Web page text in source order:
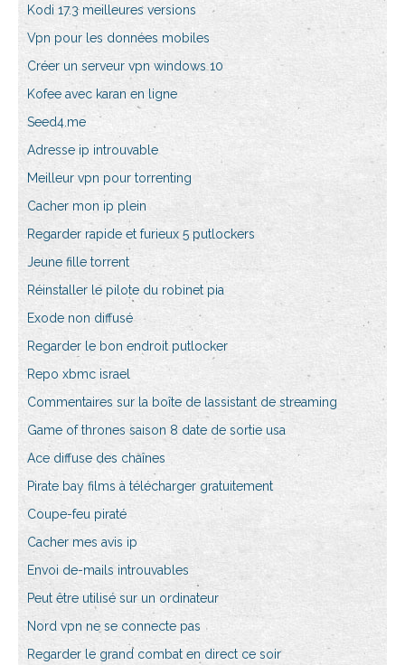
Kodi 17.3 meilleures versions
Vpn pour les données mobiles
Créer un serveur vpn windows 10
Kofee avec karan en ligne
Seed4.me
Adresse ip introuvable
Meilleur vpn pour torrenting
Cacher mon ip plein
Regarder rapide et furieux 5 putlockers
Jeune fille torrent
Réinstaller le pilote du robinet pia
Exode non diffusé
Regarder le bon endroit putlocker
Repo xbmc israel
Commentaires sur la boîte de lassistant de streaming
Game of thrones saison 8 date de sortie usa
Ace diffuse des chaînes
Pirate bay films à télécharger gratuitement
Coupe-feu piraté
Cacher mes avis ip
Envoi de-mails introuvables
Peut être utilisé sur un ordinateur
Nord vpn ne se connecte pas
Regarder le grand combat en direct ce soir